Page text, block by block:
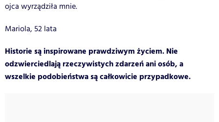
ojca wyrządziła mnie.
Mariola, 52 lata
Historie są inspirowane prawdziwym życiem. Nie
odzwierciedlają rzeczywistych zdarzeń ani osób, a
wszelkie podobieństwa są całkowicie przypadkowe.